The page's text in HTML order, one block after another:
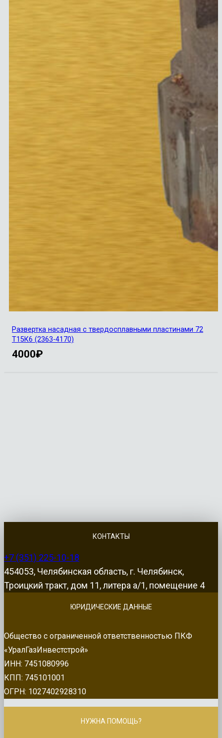
Развертка насадная с твердосплавными пластинами 72
Т15К6 (2363-4170)
4000₽
КОНТАКТЫ
+7 (351) 225-10-18
454053, Челябинская область, г. Челябинск,
Троицкий тракт, дом 11, литера а/1, помещение 4
ЮРИДИЧЕСКИЕ ДАННЫЕ
Общество с ограниченной ответственностью ПКФ
«УралГазИнвестстрой»
ИНН: 7451080996
КПП: 745101001
ОГРН: 1027402928310
НУЖНА ПОМОЩЬ?